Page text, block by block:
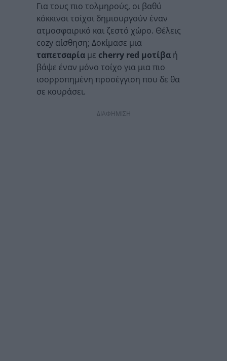
Για τους πιο τολμηρούς, οι βαθύ
κόκκινοι τοίχοι δημιουργούν έναν
ατμοσφαιρικό και ζεστό χώρο. Θέλεις
cozy αίσθηση; Δοκίμασε μια
ταπετσαρία με cherry red μοτίβα ή
βάψε έναν μόνο τοίχο για μια πιο
ισορροπημένη προσέγγιση που δε θα
σε κουράσει.
ΔΙΑΦΗΜΙΣΗ